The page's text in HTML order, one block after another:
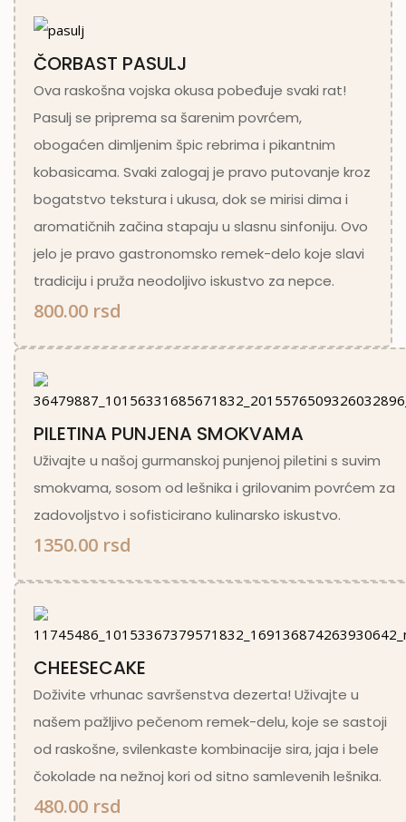
ČORBAST PASULJ
Ova raskošna vojska okusa pobeđuje svaki rat!
Pasulj se priprema sa šarenim povrćem,
obogaćen dimljenim špic rebrima i pikantnim
kobasicama. Svaki zalogaj je pravo putovanje kroz
bogatstvo tekstura i ukusa, dok se mirisi dima i
aromatičnih začina stapaju u slasnu sinfoniju. Ovo
jelo je pravo gastronomsko remek-delo koje slavi
tradiciju i pruža neodoljivo iskustvo za nepce.
800.00 rsd
PILETINA PUNJENA SMOKVAMA
Uživajte u našoj gurmanskoj punjenoj piletini s suvim
smokvama, sosom od lešnika i grilovanim povrćem za
zadovoljstvo i sofisticirano kulinarsko iskustvo.
1350.00 rsd
CHEESECAKE
Doživite vrhunac savršenstva dezerta! Uživajte u
našem pažljivo pečenom remek-delu, koje se sastoji
od raskošne, svilenkaste kombinacije sira, jaja i bele
čokolade na nežnoj kori od sitno samlevenih lešnika.
480.00 rsd